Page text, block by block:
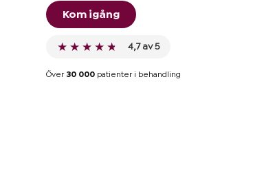
Kom igång
4,7 av 5
Över30 000 patienter i behandling